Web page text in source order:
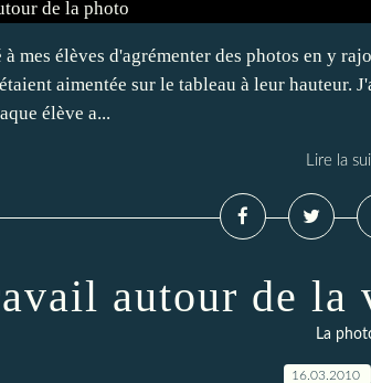
à mes élèves d'agrémenter des photos en y
aimentée sur le tableau à leur hauteur.
élève a...
Lire la
autour de la
La
16.03.2010